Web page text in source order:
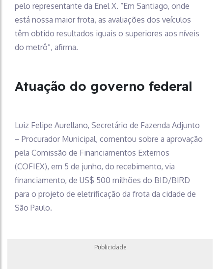
pelo representante da Enel X. “Em Santiago, onde
está nossa maior frota, as avaliações dos veículos
têm obtido resultados iguais o superiores aos níveis
do metrô”, afirma.
Atuação do governo federal
Luiz Felipe Aurellano, Secretário de Fazenda Adjunto
– Procurador Municipal, comentou sobre a aprovação
pela Comissão de Financiamentos Externos
(COFIEX), em 5 de junho, do recebimento, via
financiamento, de US$ 500 milhões do BID/BIRD
para o projeto de eletrificação da frota da cidade de
São Paulo.
Publicidade